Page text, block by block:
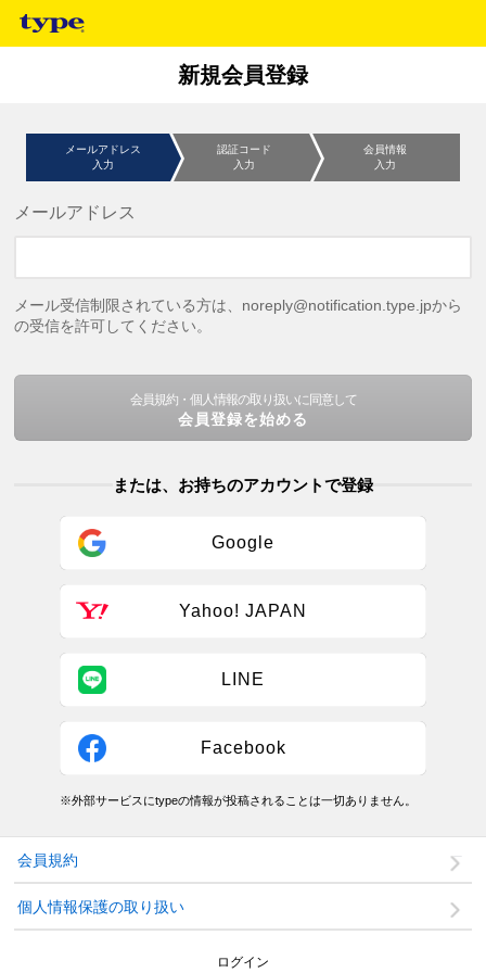
新規会員登録
メールアドレス
入力
認証コード
入力
会員情報
入力
メールアドレス
メール受信制限されている方は、noreply@notification.type.jpから
の受信を許可してください。
会員規約・個人情報の取り扱いに同意して
会員登録を始める
または、お持ちのアカウントで登録
Google
Yahoo! JAPAN
LINE
Facebook
※外部サービスにtypeの情報が投稿されることは一切ありません。
会員規約
個人情報保護の取り扱い
ログイン